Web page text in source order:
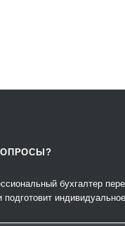
бухгалтер
подготовит